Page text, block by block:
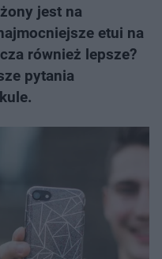
jest na
etui na
również lepsze?
pytania